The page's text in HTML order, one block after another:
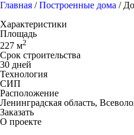
Главная /Построенные дома /
Характеристики
Площадь
227 м2
Срок строительства
30 дней
Технология
СИП
Расположение
Ленинградская область,
Заказать
О проекте